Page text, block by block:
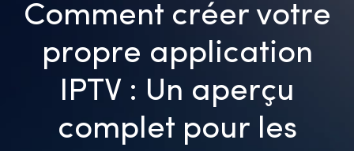
Comment créer votre
propre application
IPTV : Un aperçu
complet pour les